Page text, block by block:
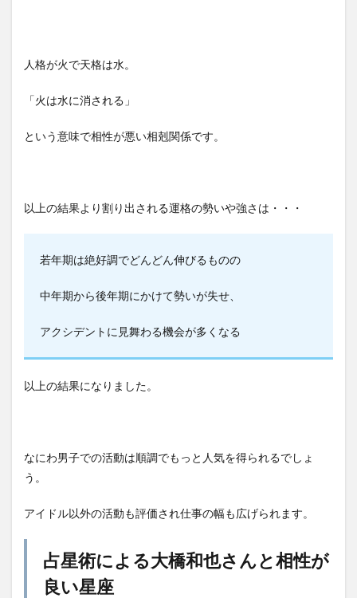
人格が火で天格は水。
「火は水に消される」
という意味で相性が悪い相剋関係です。
以上の結果より割り出される運格の勢いや強さは・・・
若年期は絶好調でどんどん伸びるものの
中年期から後年期にかけて勢いが失せ、
アクシデントに見舞わる機会が多くなる
以上の結果になりました。
なにわ男子での活動は順調でもっと人気を得られるでしょ
う。
アイドル以外の活動も評価され仕事の幅も広げられます。
占星術による大橋和也さんと相性が
良い星座